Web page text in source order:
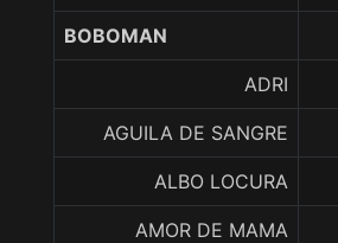
BOBOMAN
ADRI
AGUILA DE SANGRE
ALBO LOCURA
AMOR DE MAMA